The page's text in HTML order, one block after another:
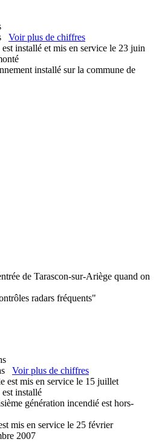
Voir plus de chiffres
installé et mis en service le 23 juin
installé sur la commune de
de Tarascon-sur-Ariège quand on
radars fréquents"
Voir plus de chiffres
est mis en service le 15 juillet
installé
génération incendié est hors-
mis en service le 25 février
2007